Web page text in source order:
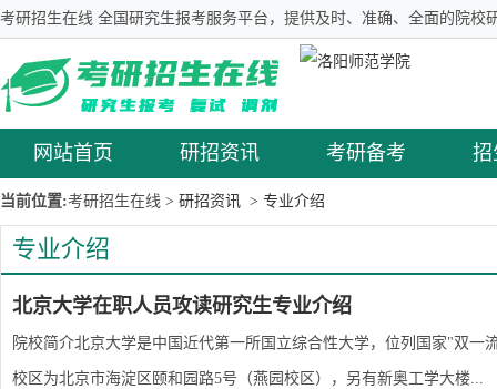
考研招生在线 全国研究生报考服务平台，提供及时、准确、全面的院校
网站首页 研招资讯 考研备考 招
当前位置:考研招生在线 > 研招资讯 > 专业介绍
专业介绍
北京大学在职人员攻读研究生专业介绍
院校简介北京大学是中国近代第一所国立综合性大学，位列国家"双
校区为北京市海淀区颐和园路5号（燕园校区），另有新奥工学大楼...